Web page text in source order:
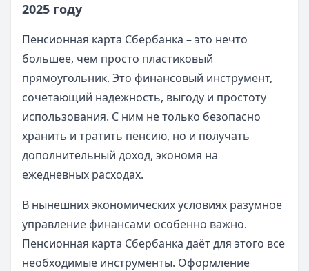
2025 году
Пенсионная карта Сбербанка – это нечто
большее, чем просто пластиковый
прямоугольник. Это финансовый инструмент,
сочетающий надежность, выгоду и простоту
использования. С ним не только безопасно
хранить и тратить пенсию, но и получать
дополнительный доход, экономя на
ежедневных расходах.
В нынешних экономических условиях разумное
управление финансами особенно важно.
Пенсионная карта Сбербанка даёт для этого все
необходимые инструменты. Оформление